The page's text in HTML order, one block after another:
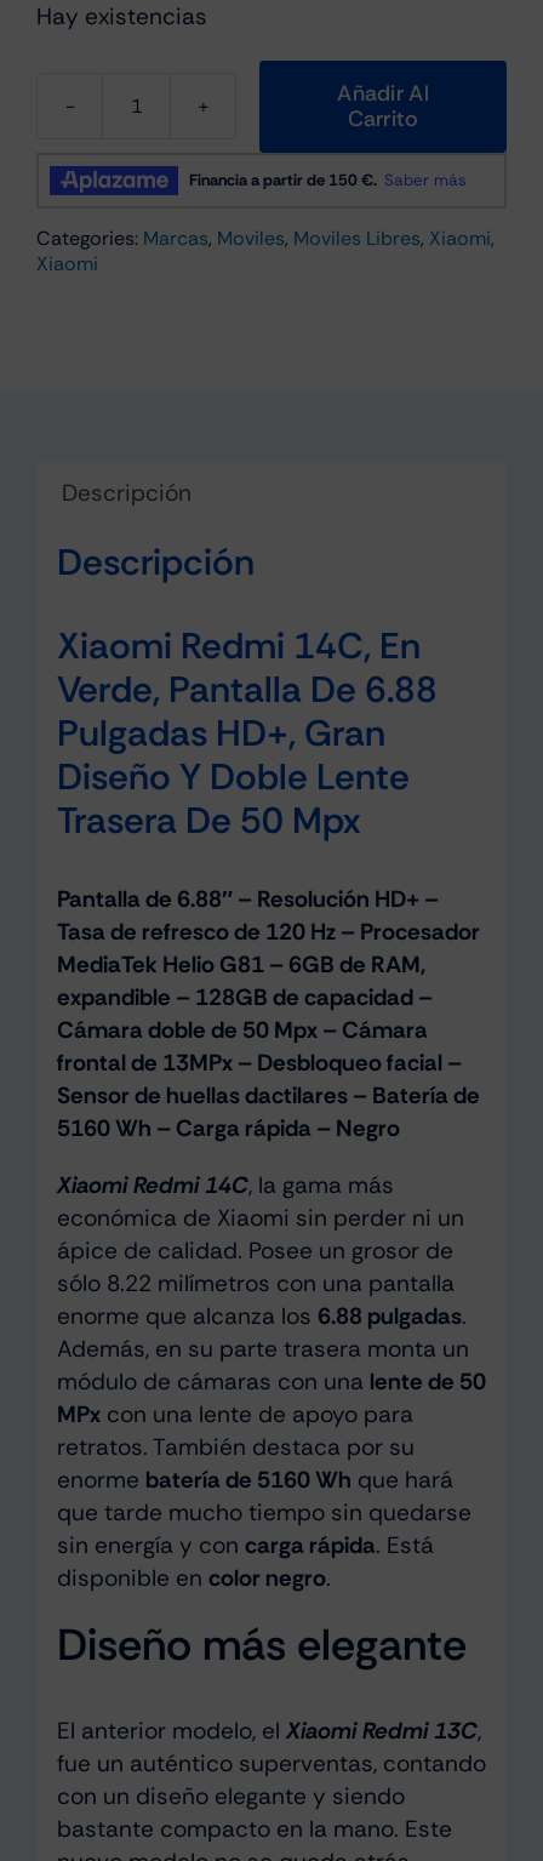
Hay existencias
Xiaomi
14C
Negro
Añadir Al
Carrito
Categories: Marcas, Moviles, Moviles Libres, Xiaomi,
Xiaomi
Descripción
Descripción
Xiaomi Redmi 14C, En
Verde, Pantalla De 6.88
Pulgadas HD+, Gran
Diseño Y Doble Lente
Trasera De 50 Mpx
Pantalla de 6.88″ – Resolución HD+ –
Tasa de refresco de 120 Hz – Procesador
MediaTek Helio G81 – 6GB de RAM,
expandible – 128GB de capacidad –
Cámara doble de 50 Mpx – Cámara
frontal de 13MPx – Desbloqueo facial –
Sensor de huellas dactilares – Batería de
5160 Wh – Carga rápida – Negro
Xiaomi Redmi 14C, la gama más
económica de Xiaomi sin perder ni un
ápice de calidad. Posee un grosor de
sólo 8.22 milímetros con una pantalla
enorme que alcanza los 6.88 pulgadas.
Además, en su parte trasera monta un
módulo de cámaras con una lente de 50
MPxcon una lente de apoyo para
retratos. También destaca por su
enorme batería de 5160 Wh que hará
que tarde mucho tiempo sin quedarse
sin energía y con carga rápida. Está
disponible en color negro.
Diseño más elegante
El anterior modelo, el Xiaomi Redmi 13C,
fue un auténtico superventas, contando
con un diseño elegante y siendo
bastante compacto en la mano. Este